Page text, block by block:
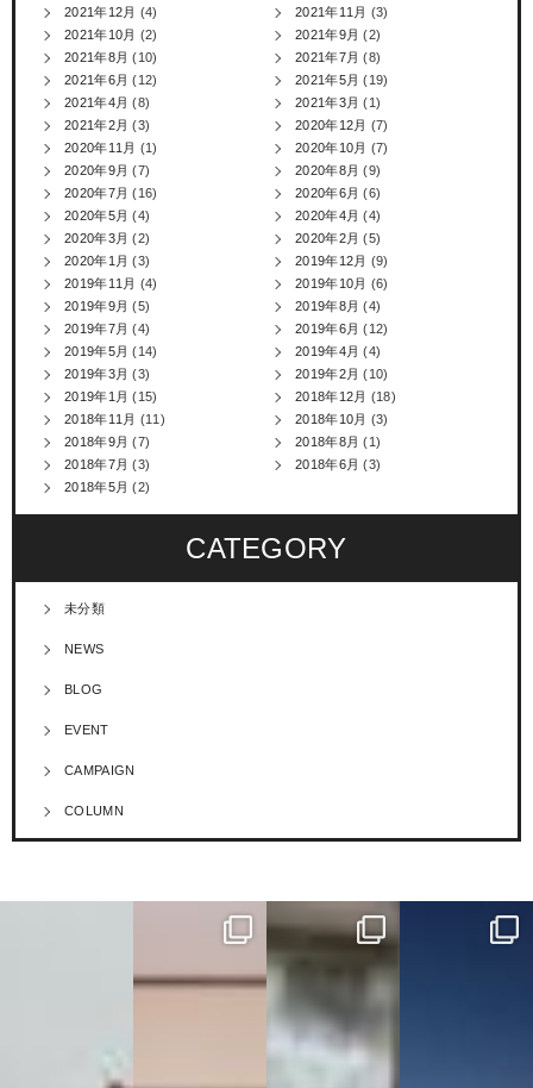
2021年12月 (4) 2021年11月 (3)
2021年10月 (2) 2021年9月 (2)
2021年8月 (10) 2021年7月 (8)
2021年6月 (12) 2021年5月 (19)
2021年4月 (8) 2021年3月 (1)
2021年2月 (3) 2020年12月 (7)
2020年11月 (1) 2020年10月 (7)
2020年9月 (7) 2020年8月 (9)
2020年7月 (16) 2020年6月 (6)
2020年5月 (4) 2020年4月 (4)
2020年3月 (2) 2020年2月 (5)
2020年1月 (3) 2019年12月 (9)
2019年11月 (4) 2019年10月 (6)
2019年9月 (5) 2019年8月 (4)
2019年7月 (4) 2019年6月 (12)
2019年5月 (14) 2019年4月 (4)
2019年3月 (3) 2019年2月 (10)
2019年1月 (15) 2018年12月 (18)
2018年11月 (11) 2018年10月 (3)
2018年9月 (7) 2018年8月 (1)
2018年7月 (3) 2018年6月 (3)
2018年5月 (2)
CATEGORY
未分類
NEWS
BLOG
EVENT
CAMPAIGN
COLUMN